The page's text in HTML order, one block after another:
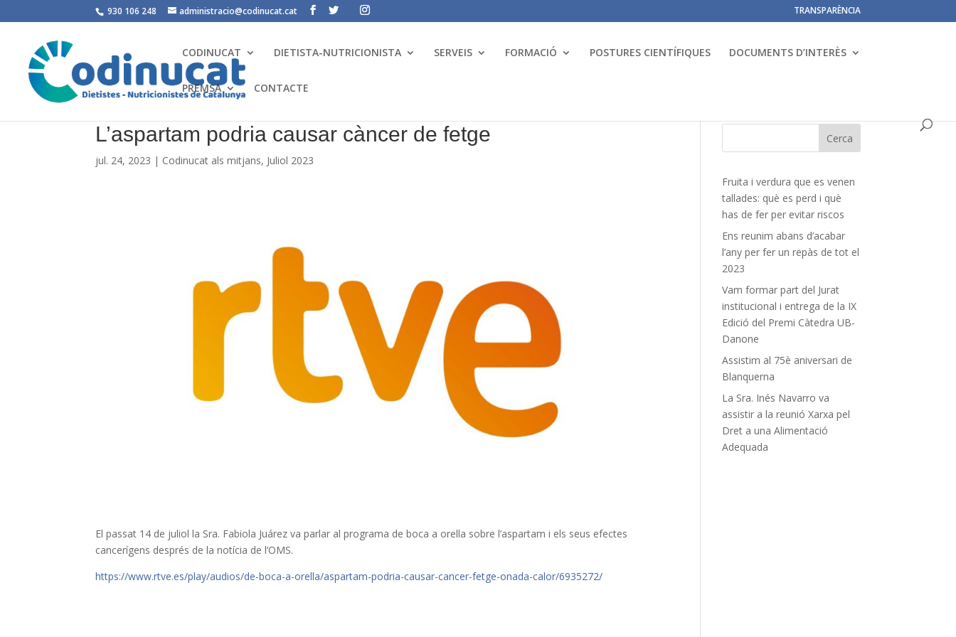
930 106 248 administracio@codinucat.cat TRANSPARÈNCIA
CODINUCAT DIETISTA-NUTRICIONISTA SERVEIS FORMACIÓ POSTURES CIENTÍFIQUES DOCUMENTS D’INTERÈS
PREMSA CONTACTE
L’aspartam podria causar càncer de fetge
jul. 24, 2023 | Codinucat als mitjans, Juliol 2023
El passat 14 de juliol la Sra. Fabiola Juárez va parlar al programa de boca a orella sobre l’aspartam i els seus efectes
cancerígens després de la notícia de l’OMS.
https://www.rtve.es/play/audios/de-boca-a-orella/aspartam-podria-causar-cancer-fetge-onada-calor/6935272/
Fruita i verdura que es venen
tallades: què es perd i què
has de fer per evitar riscos
Ens reunim abans d’acabar
l’any per fer un repàs de tot el
2023
Vam formar part del Jurat
institucional i entrega de la IX
Edició del Premi Càtedra UB-
Danone
Assistim al 75è aniversari de
Blanquerna
La Sra. Inés Navarro va
assistir a la reunió Xarxa pel
Dret a una Alimentació
Adequada